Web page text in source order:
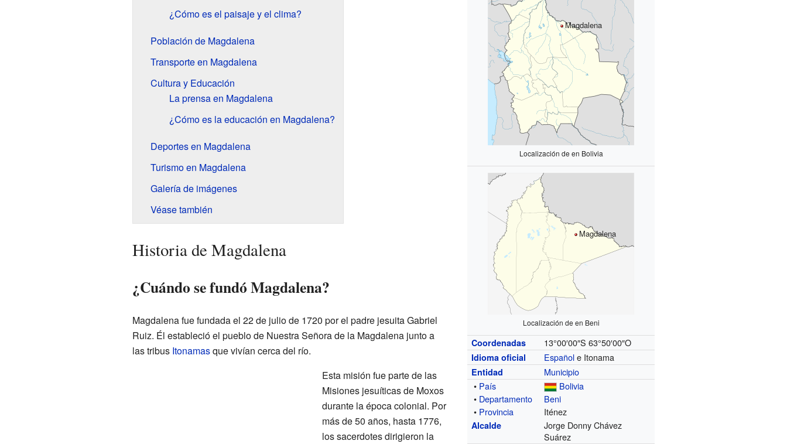
Magdalena
Localización de en Bolivia
Magdalena
Localización de en Beni
Coordenadas 13°00′00″S 63°50′00″O
Idioma oficial Españole Itonama
Entidad
Municipio
• País
Bolivia
• Departamento
Beni
• Provincia Iténez
Alcalde
Jorge Donny Chávez
Suárez
¿Cómo es el paisaje y el clima?
Población de Magdalena
Transporte en Magdalena
Cultura y Educación
La prensa en Magdalena
¿Cómo es la educación en Magdalena?
Deportes en Magdalena
Turismo en Magdalena
Galería de imágenes
Véase también
Historia de Magdalena
¿Cuándo se fundó Magdalena?
Magdalena fue fundada el 22 de julio de 1720 por el padre jesuita Gabriel
Ruiz. Él estableció el pueblo de Nuestra Señora de la Magdalena junto a
las tribus Itonamasque vivían cerca del río.
Esta misión fue parte de las
Misiones jesuíticas de Moxos
durante la época colonial. Por
más de 50 años, hasta 1776,
los sacerdotes dirigieron la